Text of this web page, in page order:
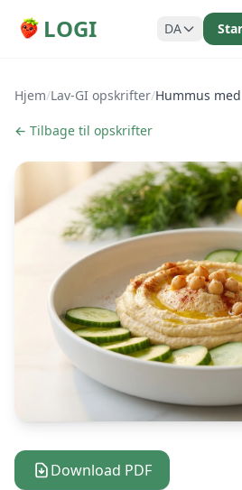
LOGI DA
Hjem/Lav-GI opskrifter/Hummus
← Tilbage til opskrifter
Download PDF